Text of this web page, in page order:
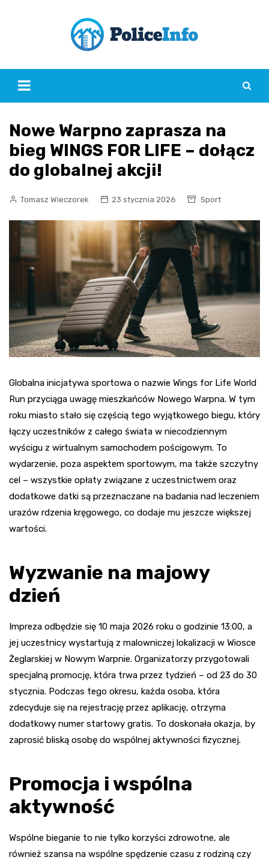
Nowe Warpno zaprasza na
bieg WINGS FOR LIFE – dołącz
do globalnej akcji!
Tomasz Wieczorek 23 stycznia 2026 Sport
Globalna inicjatywa sportowa o nazwie Wings for Life World
Run przyciąga uwagę mieszkańców Nowego Warpna. W tym
roku miasto stało się częścią tego wyjątkowego biegu, który
łączy uczestników z całego świata w niecodziennym
wyścigu z wirtualnym samochodem pościgowym. To
wydarzenie, poza aspektem sportowym, ma także szczytny
cel – wszystkie opłaty związane z uczestnictwem oraz
dodatkowe datki są przeznaczane na badania nad leczeniem
urazów rdzenia kręgowego, co dodaje mu jeszcze większej
wartości.
Wyzwanie na majowy
dzień
Impreza odbędzie się 10 maja 2026 roku o godzinie 13:00, a
jej uczestnicy wystartują z malowniczej lokalizacji w Wiosce
Żeglarskiej w Nowym Warpnie. Organizatorzy przygotowali
specjalną promocję, która trwa przez tydzień – od 23 do 30
stycznia. Podczas tego okresu, każda osoba, która
zdecyduje się na rejestrację przez aplikację, otrzyma
dodatkowy numer startowy gratis. To doskonała okazja, by
zaprosić bliską osobę do wspólnej aktywności fizycznej.
Promocja i wspólna
aktywność
Wspólne bieganie to nie tylko korzyści zdrowotne, ale
również szansa na wspólne spędzenie czasu z rodziną czy